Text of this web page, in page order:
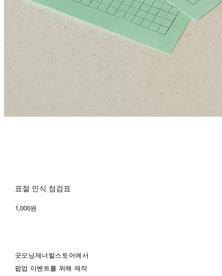
표절 인식 점검표
1,000원
굿모닝제너럴스토어에서
팝업 이벤트를 위해 제작